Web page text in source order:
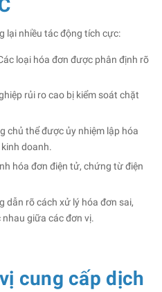
lại nhiều tác động tích cực:
loại hóa đơn được phân định rõ
rủi ro cao bị kiểm soát chặt
chủ thể được ủy nhiệm lập hóa
doanh.
hóa đơn điện tử, chứng từ điện
dẫn rõ cách xử lý hóa đơn sai,
giữa các đơn vị.
cung cấp dịch